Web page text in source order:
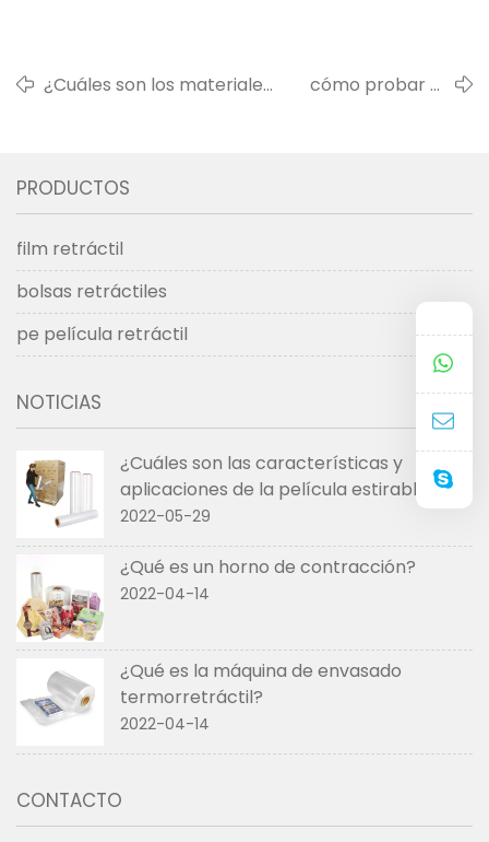
¿Cuáles son los materiales
cómo probar el
PRODUCTOS
film retráctil
bolsas retráctiles
pe película retráctil
NOTICIAS
¿Cuáles son las características y
aplicaciones de la película estirable?
2022-05-29
¿Qué es un horno de contracción?
2022-04-14
¿Qué es la máquina de envasado
termorretráctil?
2022-04-14
CONTACTO